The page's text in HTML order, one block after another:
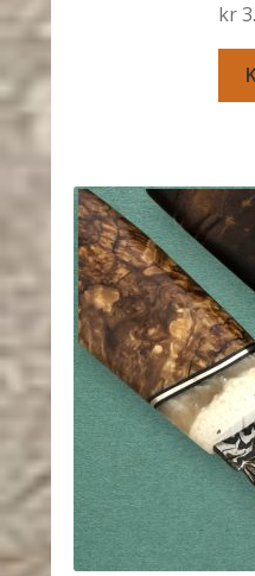
kr